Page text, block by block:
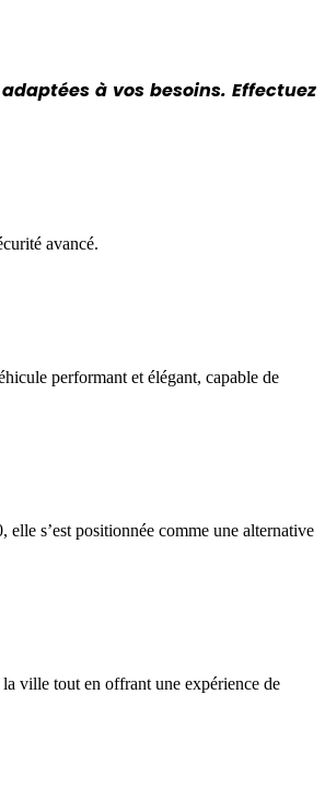
à vos besoins. Effectuez
avancé.
performant et élégant, capable de
s’est positionnée comme une alternative
ville tout en offrant une expérience de